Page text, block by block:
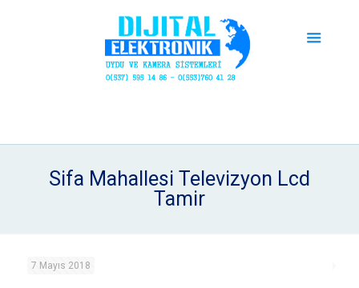
Sifa Mahallesi Televizyon Lcd
Tamir
7 Mayıs 2018